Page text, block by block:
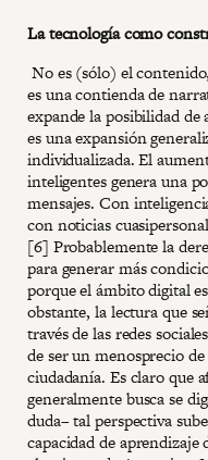
La tecnología como
No es (sólo) el
es una contienda de
expande la posibilidad
es una expansión
individualizada. El
inteligentes genera una
mensajes. Con
con noticias
[6] Probablemente la
para generar más
porque el ámbito digital
obstante, la lectura que
través de las redes
de ser un menosprecio
ciudadanía. Es claro que
generalmente busca se
duda– tal perspectiva
capacidad de aprendizaje